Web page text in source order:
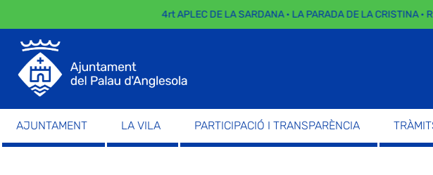
4rt APLEC DE LA SARDANA · LA PARADA DE LA CRISTINA ·
AJUNTAMENT LA VILA PARTICIPACIÓ I TRANSPARÈNCIA